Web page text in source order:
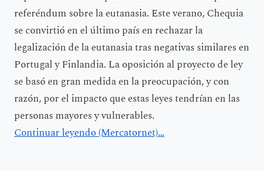
referéndum sobre la eutanasia. Este verano, Chequia
se convirtió en el último país en rechazar la
legalización de la eutanasia tras negativas similares en
Portugal y Finlandia. La oposición al proyecto de ley
se basó en gran medida en la preocupación, y con
razón, por el impacto que estas leyes tendrían en las
personas mayores y vulnerables.
Continuar leyendo (Mercatornet)…